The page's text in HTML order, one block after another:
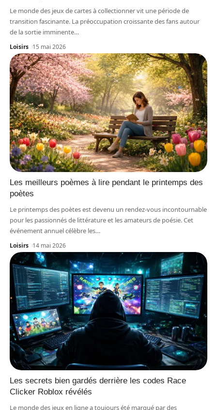
Le monde des jeux de cartes à collectionner vit une période de
transition fascinante. La préoccupation croissante des fans autour
de la sortie imminente…
Loisirs 15 mai 2026
Les meilleurs poèmes à lire pendant le printemps des
poètes
Le printemps des poètes est devenu un rendez-vous incontournable
pour les passionnés de littérature et les amateurs de poésie. Cet
événement annuel célèbre les…
Loisirs 14 mai 2026
Les secrets bien gardés derrière les codes Race
Clicker Roblox révélés
Le monde des jeux en ligne a toujours été marqué par des